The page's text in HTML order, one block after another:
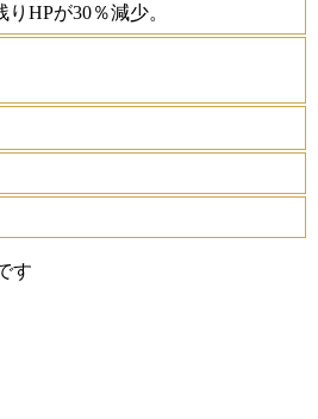
りHPが30％減少。
す